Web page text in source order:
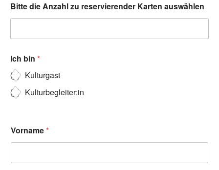
Bitte die Anzahl zu reservierender Karten auswählen
Ich bin *
Kulturgast
Kulturbegleiter:in
Vorname*